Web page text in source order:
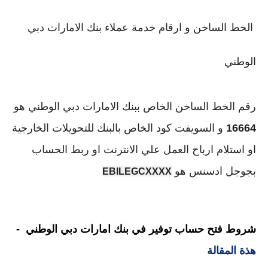
الخط الساخن و ارقام خدمة عملاء بنك الامارات دبي
الوطني
رقم الخط الساخن الخاص ببنك الامارات دبي الوطني هو
16664 و السويفت كود الخاص بالبنك للتحويلات الخارجية
او استلام ارباح العمل علي الانترنت او ربط الحساب
بجوجل ادسنس هو EBILEGCXXXX
شروط فتح حساب توفير في بنك امارات دبي الوطني -
هذة المقالة